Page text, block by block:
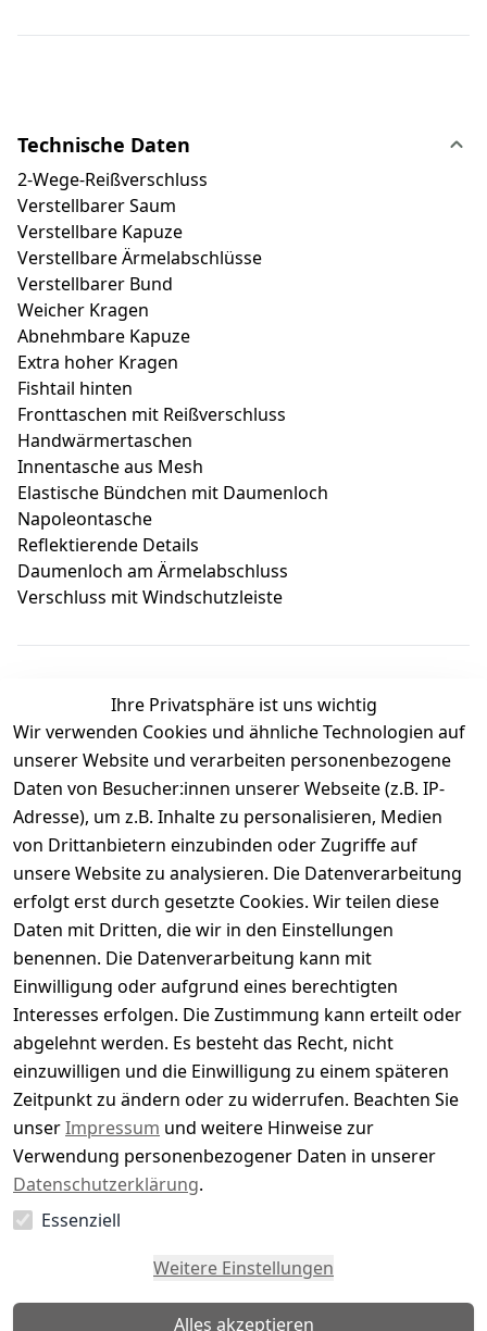
Technische Daten
2-Wege-Reißverschluss
Verstellbarer Saum
Verstellbare Kapuze
Verstellbare Ärmelabschlüsse
Verstellbarer Bund
Weicher Kragen
Abnehmbare Kapuze
Extra hoher Kragen
Fishtail hinten
Fronttaschen mit Reißverschluss
Handwärmertaschen
Innentasche aus Mesh
Elastische Bündchen mit Daumenloch
Napoleontasche
Reflektierende Details
Daumenloch am Ärmelabschluss
Verschluss mit Windschutzleiste
Kundenbewertungen
Durchschnittliche Bewertung
0
Basierend auf 0 Bewertung(en)
Bewertung abgeben
( 0 )
4
( 0 )
3
( 0 )
2
( 0 )
1
( 0 )
Es hat noch niemand eine Bewertung für diesen
Artikel abgegeben
Ihre Privatsphäre ist uns wichtig
Wir verwenden Cookies und ähnliche Technologien auf
unserer Website und verarbeiten personenbezogene
Daten von Besucher:innen unserer Webseite (z.B. IP-
Adresse), um z.B. Inhalte zu personalisieren, Medien
von Drittanbietern einzubinden oder Zugriffe auf
unsere Website zu analysieren. Die Datenverarbeitung
erfolgt erst durch gesetzte Cookies. Wir teilen diese
Daten mit Dritten, die wir in den Einstellungen
benennen. Die Datenverarbeitung kann mit
Einwilligung oder aufgrund eines berechtigten
Interesses erfolgen. Die Zustimmung kann erteilt oder
abgelehnt werden. Es besteht das Recht, nicht
einzuwilligen und die Einwilligung zu einem späteren
Zeitpunkt zu ändern oder zu widerrufen. Beachten Sie
unserImpressum und weitere Hinweise zur
Verwendung personenbezogener Daten in unserer
Datenschutzerklärung.
Essenziell
Weitere Einstellungen
Alles akzeptieren